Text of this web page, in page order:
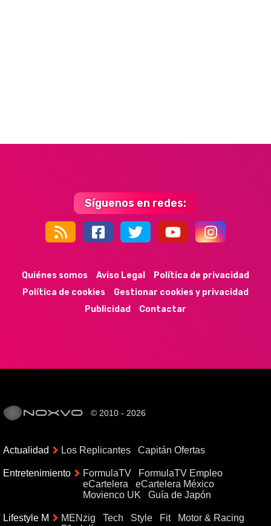
Síguenos en redes:
44k 9k 35k 352
Quiénes somos Aviso Legal
Política de privacidad
Política de cookies
Gestionar cookies y privacidad
Publicidad
Contactar
© 2010 - 2026
Actualidad Los Replicantes Capitán Ofertas
Entretenimiento FormulaTV
FormulaTV Empleo
eCartelera
eCartelera México
Movienco UK
Guía de Japón
Lifestyle M MENzig Tech Style Fit
Motor & Racing